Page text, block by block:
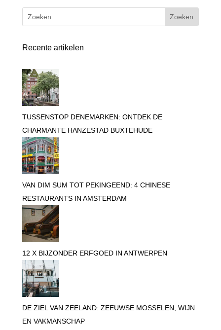
Recente artikelen
TUSSENSTOP DENEMARKEN: ONTDEK DE
CHARMANTE HANZESTAD BUXTEHUDE
VAN DIM SUM TOT PEKINGEEND: 4 CHINESE
RESTAURANTS IN AMSTERDAM
12 X BIJZONDER ERFGOED IN ANTWERPEN
DE ZIEL VAN ZEELAND: ZEEUWSE MOSSELEN, WIJN
EN VAKMANSCHAP